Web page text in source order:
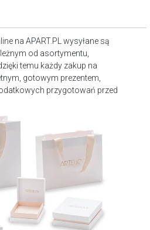
na APART.PL wysyłane są
od asortymentu,
temu każdy zakup na
gotowym prezentem,
przygotowań przed